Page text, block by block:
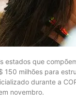
estados que
150 milhões para
durante a
novembro.